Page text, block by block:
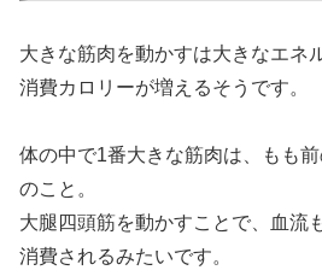
大きな筋肉を動かすは大きなエネ
消費カロリーが増えるそうです。
体の中で1番大きな筋肉は、もも
のこと。
大腿四頭筋を動かすことで、血流
消費されるみたいです。